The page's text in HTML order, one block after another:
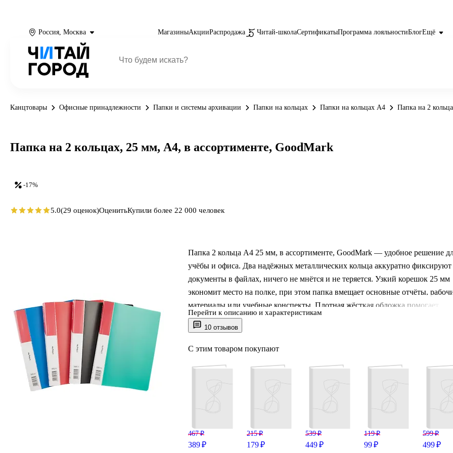
Россия, Москва МагазиныАкцииРаспродажа Читай-школаСертификатыПрограмма лояльностиБлогЕщё
Канцтовары Офисные принадлежности Папки и системы архивации Папки на кольцах Папки на кольцах А4 Папка на 2
10 отзывов
Папка 2 кольца А4 25 мм, в ассортименте, GoodMark — удобное решение
учёбы и офиса. Два надёжных металлических кольца аккуратно фиксируют
документы в файлах, ничего не мнётся и не теряется. Узкий корешок 25 мм
экономит место на полке, при этом папка вмещает основные отчёты,
материалы или учебные конспекты. Плотная жёсткая обложка помогает
сохранять бумаги в порядке, а разные яркие цвета в ассортименте
легко систематизировать проекты и быстро находить нужное.
тщательно продумывают каждую деталь продукции.
Перейти к описанию и характеристикам
С этим товаром покупают
467 ₽
389 ₽
215 ₽
179 ₽
539 ₽
449 ₽
119 ₽
99 ₽
599 ₽
499 ₽
-17%
Папка на 2 кольцах, 25 мм, А4, в ассортименте, GoodMark
5.0(29 оценок)ОценитьКупили более 22 000 человек